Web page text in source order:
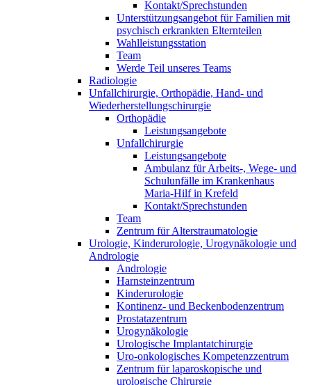
Kontakt/Sprechstunden
Unterstützungsangebot für Familien mit
psychisch erkrankten Elternteilen
Wahlleistungsstation
Team
Werde Teil unseres Teams
Radiologie
Unfallchirurgie, Orthopädie, Hand- und
Wiederherstellungschirurgie
Orthopädie
Leistungsangebote
Unfallchirurgie
Leistungsangebote
Ambulanz für Arbeits-, Wege- und
Schulunfälle im Krankenhaus
Maria-Hilf in Krefeld
Kontakt/Sprechstunden
Team
Zentrum für Alterstraumatologie
Urologie, Kinderurologie, Urogynäkologie und
Andrologie
Andrologie
Harnsteinzentrum
Kinderurologie
Kontinenz- und Beckenbodenzentrum
Prostatazentrum
Urogynäkologie
Urologische Implantatchirurgie
Uro-onkologisches Kompetenzzentrum
Zentrum für laparoskopische und
urologische Chirurgie